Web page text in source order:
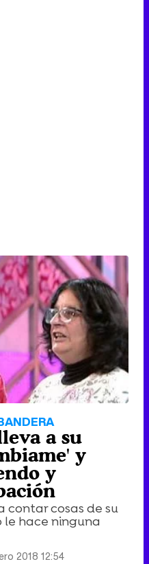
a su
y
y
contar cosas de su
hace ninguna
2018 12:54